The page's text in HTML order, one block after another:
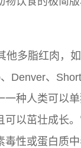
他多脂红肉，如
Denver、
一种人类可以
可以茁壮成长
性或蛋白质中